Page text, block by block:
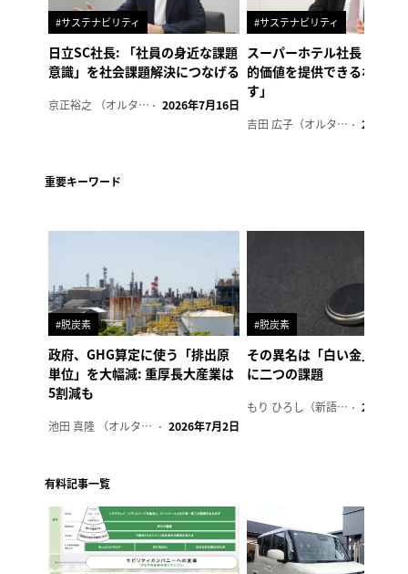
#サステナビリティ
日立SC社長: 「社員の身近な課題
意識」を社会課題解決につなげる
京正裕之 （オルタナ副編集長） 2026年7月16日
#サステナビリティ
スーパーホテル社長「地域
的価値を提供できるホテル
す」
吉田 広子（オルタナ輪番編集長） 2026年6
重要キーワード
#脱炭素
政府、GHG算定に使う「排出原
単位」を大幅減: 重厚長大産業は
5割減も
池田 真隆 （オルタナ輪番編集長） 2026年7月2日
#脱炭素
その異名は「白い金」、リ
に二つの課題
もり ひろし（新語ウォッチャー） 2023年7
有料記事一覧